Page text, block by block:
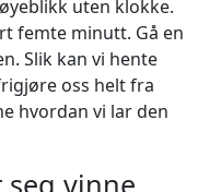
uten klokke.
femte minutt. Gå en
Slik kan vi hente
oss helt fra
hvordan vi lar den
vinne